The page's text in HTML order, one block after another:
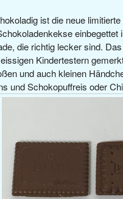
ist die neue
einbegettet
die richtig lecker sind.
Kindertestern
und auch kleinen
und Schokopuffreis oder